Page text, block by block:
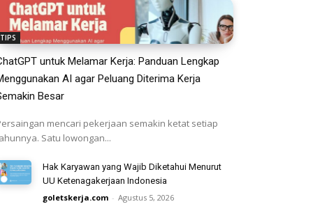
TIPS
untuk Melamar Kerja: Panduan Lengkap
AI agar Peluang Diterima Kerja
Besar
mencari pekerjaan semakin ketat setiap
Satu lowongan...
Hak Karyawan yang Wajib Diketahui Menurut
UU Ketenagakerjaan Indonesia
goletskerja.com - Agustus 5, 2026